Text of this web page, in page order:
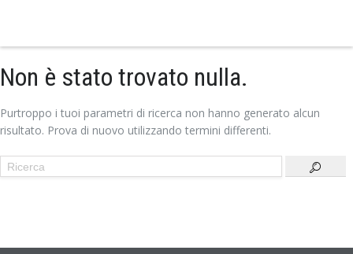
Non è stato trovato nulla.
Purtroppo i tuoi parametri di ricerca non hanno generato alcun
risultato. Prova di nuovo utilizzando termini differenti.